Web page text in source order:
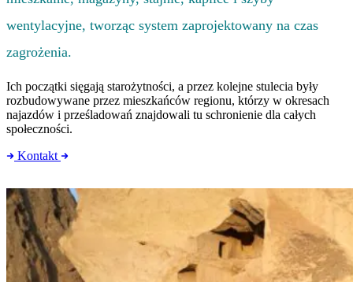
wentylacyjne, tworząc system zaprojektowany na czas
zagrożenia.
Ich początki sięgają starożytności, a przez kolejne stulecia były
rozbudowywane przez mieszkańców regionu, którzy w okresach
najazdów i prześladowań znajdowali tu schronienie dla całych
społeczności.
Kontakt